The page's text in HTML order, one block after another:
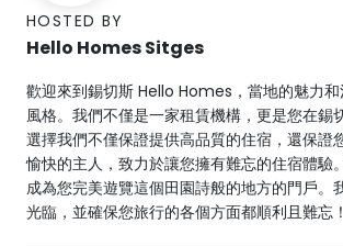
HOSTED BY
Hello Homes Sitges
歡迎來到錫切斯 Hello Homes，當地的魅力
風格。我們不僅是一家租賃機構，更是您在錫
選擇我們不僅保證提供高品質的住宿，還保證
愉快的主人，致力於讓您擁有難忘的住宿體
成為您完美遊覽這個田園詩般的地方的門戶。
光臨，並確保您旅行的各個方面都順利且難忘！